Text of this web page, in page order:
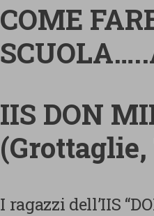
COME
IIS DON
(Grottaglie,
I ragazzi dell’IIS